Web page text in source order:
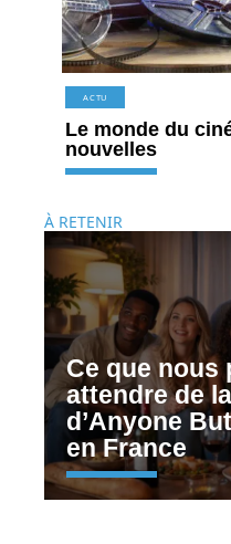
ACTU
Le monde du
nouvelles
À RETENIR
Ce que nous
attendre de
d’Anyone
en France